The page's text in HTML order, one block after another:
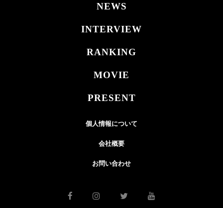
NEWS
INTERVIEW
RANKING
MOVIE
PRESENT
個人情報について
会社概要
お問い合わせ